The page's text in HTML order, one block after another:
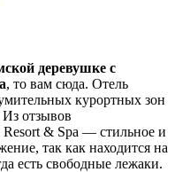
деревушке с
, то вам сюда. Отель
курортных зон
отзывов
Resort & Spa — стильное и
так как находится на
есть свободные лежаки.